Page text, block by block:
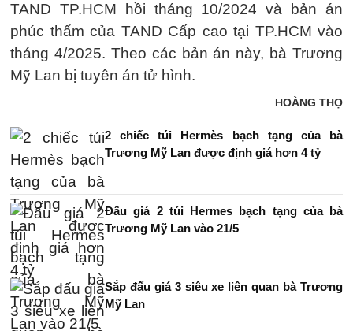
TAND TP.HCM hồi tháng 10/2024 và bản án
phúc thẩm của TAND Cấp cao tại TP.HCM vào
tháng 4/2025. Theo các bản án này, bà Trương
Mỹ Lan bị tuyên án tử hình.
HOÀNG THỌ
2 chiếc túi Hermès bạch tạng của bà
Trương Mỹ Lan được định giá hơn 4 tỷ
Đấu giá 2 túi Hermes bạch tạng của bà
Trương Mỹ Lan vào 21/5
Sắp đấu giá 3 siêu xe liên quan bà Trương
Mỹ Lan